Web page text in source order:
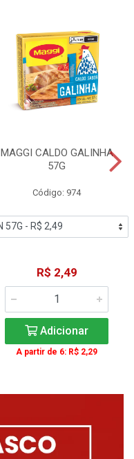
MAGGI CALDO GALINHA
57G
Código: 974
R$ 2,49
Adicionar
A partir de 6: R$ 2,29